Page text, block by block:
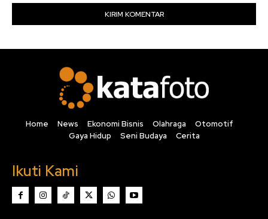
Home News Ekonomi Bisnis Olahraga
Otomotif
Gaya Hidup
Seni Budaya Cerita
Ikuti Kami